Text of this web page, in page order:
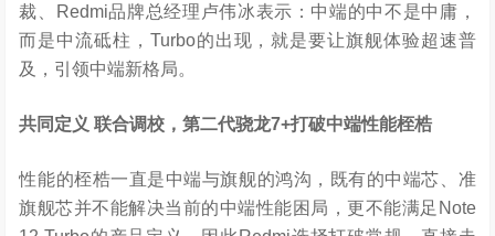
裁、Redmi品牌总经理卢伟冰表示：中端的中不是中庸，
而是中流砥柱，Turbo的出现，就是要让旗舰体验超速普
及，引领中端新格局。
共同定义 联合调校，第二代骁龙7+打破中端性能桎梏
性能的桎梏一直是中端与旗舰的鸿沟，既有的中端芯、准
旗舰芯并不能解决当前的中端性能困局，更不能满足Note